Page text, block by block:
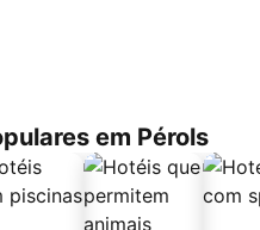
em Pérols